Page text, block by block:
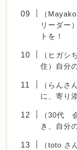
（
リーダー
トを！
（ヒガ
住）自分
（らん
に、寄り
（30代
き、自分
（toto